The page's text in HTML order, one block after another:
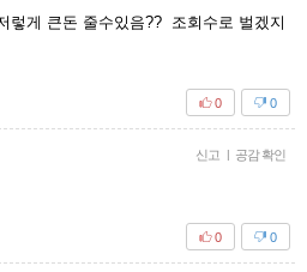
렇게 큰돈 줄수있음?? 조회수로 벌겠지
0
0
신고 공감 확인
0
0